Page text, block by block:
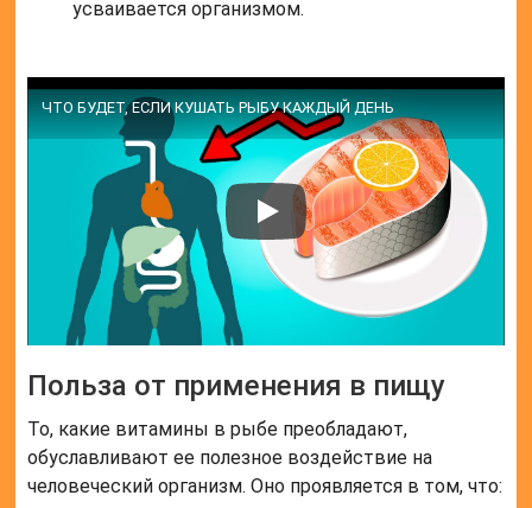
усваивается организмом.
ЧТО БУДЕТ, ЕСЛИ КУШАТЬ РЫБУ КАЖДЫЙ ДЕНЬ
Польза от применения в пищу
То, какие витамины в рыбе преобладают,
обуславливают ее полезное воздействие на
человеческий организм. Оно проявляется в том, что: